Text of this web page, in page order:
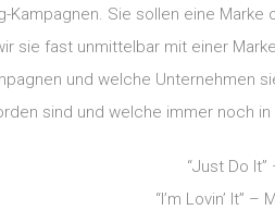
Sie sollen eine
sie fast unmittelbar mit einer
und welche
sind und welche immer noch
“Just Do It”
“I’m Lovin’ It” –